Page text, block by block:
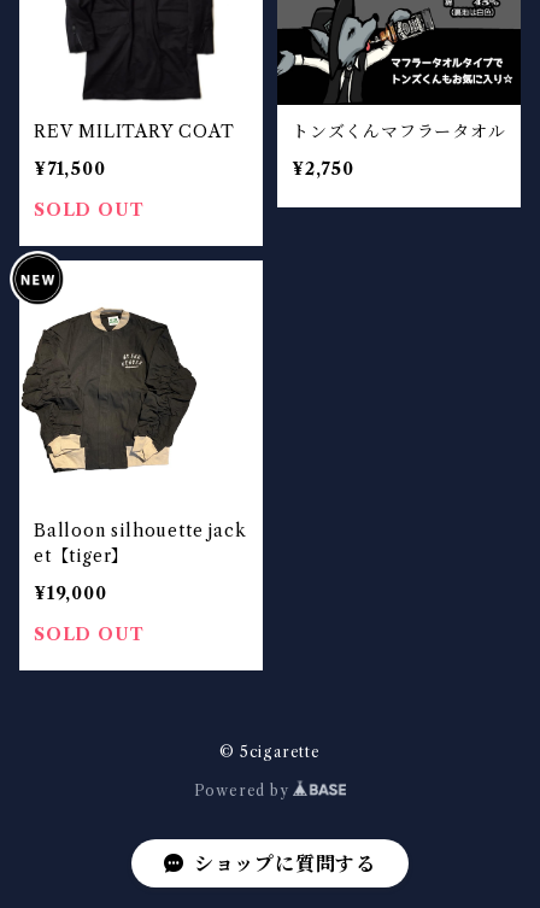
REV MILITARY COAT
¥71,500
SOLD OUT
トンズくんマフラータオル
¥2,750
Balloon silhouette jack
et【tiger】
¥19,000
SOLD OUT
© 5cigarette
Powered by
ショップに質問する